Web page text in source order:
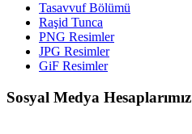
Tasavvuf Bölümü
Raşid Tunca
PNG Resimler
JPG Resimler
GiF Resimler
Sosyal Medya Hesaplarımız